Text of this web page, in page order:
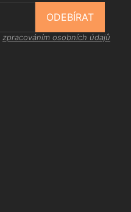
ODEBÍRAT
zpracováním osobních údajů